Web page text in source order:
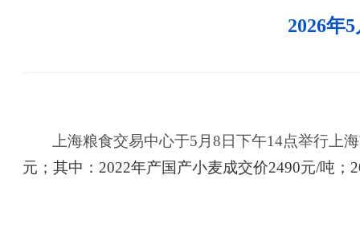
2026年
上海粮食交易中心于5 月8 日下午14点举行上
元 ；其中： 2022年产国产小麦成交价2490元/吨；